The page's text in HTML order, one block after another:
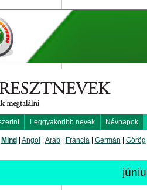
Leggyakoribb nevek Névnapok
Mind Angol Arab| Francia| Germán Görög